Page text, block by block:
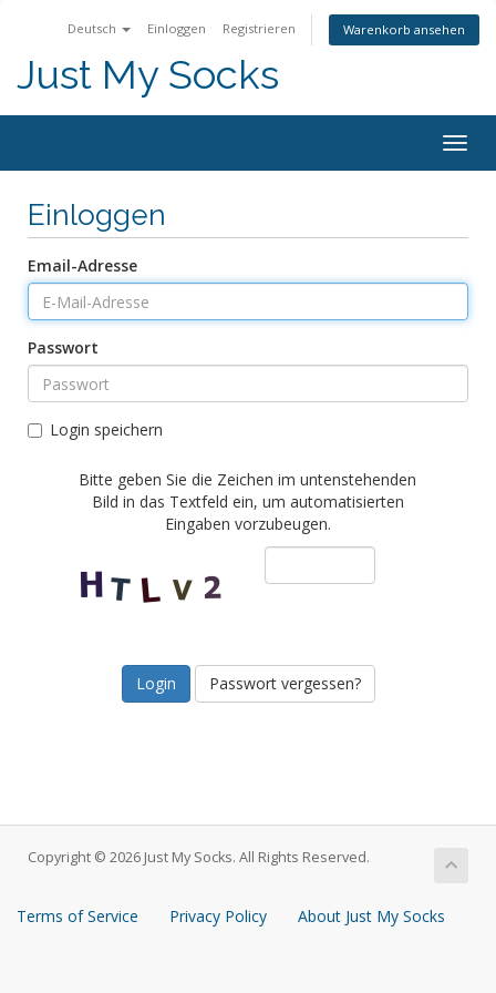
Deutsch Einloggen Registrieren Warenkorb ansehen
Just My Socks
Einloggen
Email-Adresse
Passwort
Login speichern
Bitte geben Sie die Zeichen im untenstehenden
Bild in das Textfeld ein, um automatisierten
Eingaben vorzubeugen.
Passwort vergessen?
Copyright © 2026 Just My Socks. All Rights Reserved.
Terms of Service Privacy Policy About Just My Socks